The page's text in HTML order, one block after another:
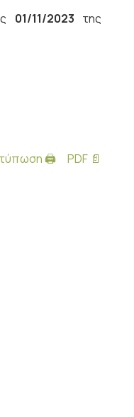
01/11/2023 της
🖨 PDF 📄